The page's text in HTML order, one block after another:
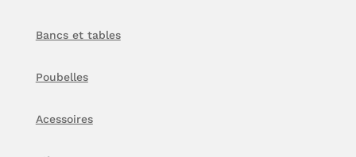
Bancs et tables
Poubelles
Acessoires